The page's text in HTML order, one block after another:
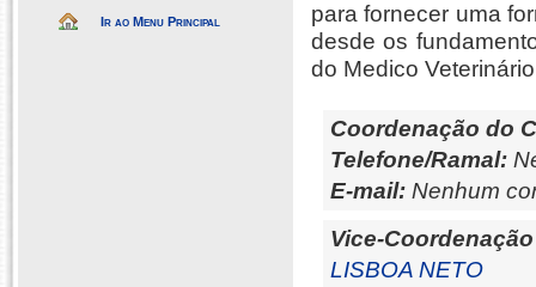
Ir ao Menu Principal
para fornecer uma
desde os
do Medico
Coordenação do
Telefone/Ramal:
E-mail: Nenhum
Vice-
LISBOA NETO